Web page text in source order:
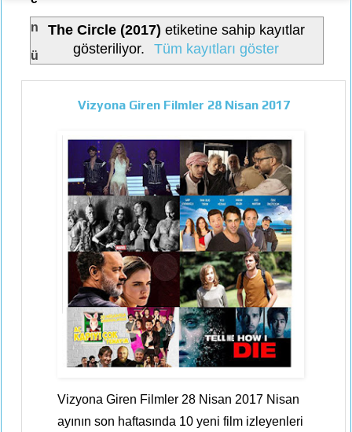
n
ü
The Circle (2017) etiketine sahip kayıtlar
gösteriliyor.
Tüm kayıtları göster
Vizyona Giren Filmler 28 Nisan 2017
Vizyona Giren Filmler 28 Nisan 2017 Nisan
ayının son haftasında 10 yeni film izleyenleri